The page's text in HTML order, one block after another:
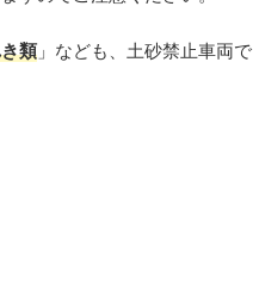
類 」なども、土砂禁止車両で